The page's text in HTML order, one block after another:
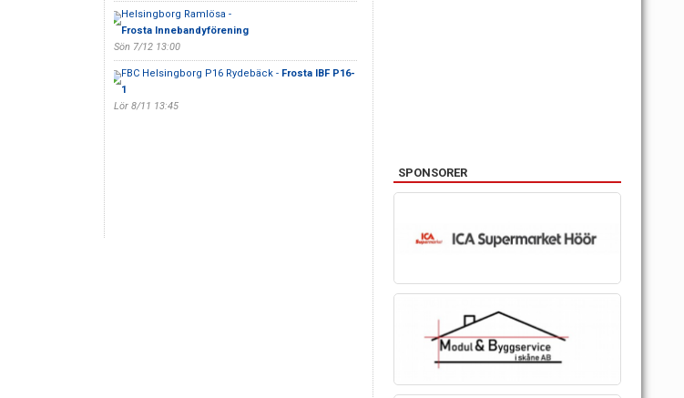
Helsingborg Ramlösa -
Frosta Innebandyförening
Sön 7/12 13:00
FBC Helsingborg P16 Rydebäck - Frosta IBF P16-
1
Lör 8/11 13:45
SPONSORER